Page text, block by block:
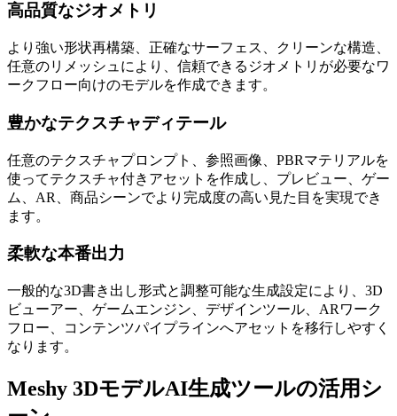
高品質なジオメトリ
より強い形状再構築、正確なサーフェス、クリーンな構造、
任意のリメッシュにより、信頼できるジオメトリが必要なワ
ークフロー向けのモデルを作成できます。
豊かなテクスチャディテール
任意のテクスチャプロンプト、参照画像、PBRマテリアルを
使ってテクスチャ付きアセットを作成し、プレビュー、ゲー
ム、AR、商品シーンでより完成度の高い見た目を実現でき
ます。
柔軟な本番出力
一般的な3D書き出し形式と調整可能な生成設定により、3D
ビューアー、ゲームエンジン、デザインツール、ARワーク
フロー、コンテンツパイプラインへアセットを移行しやすく
なります。
Meshy 3DモデルAI生成ツールの活用シ